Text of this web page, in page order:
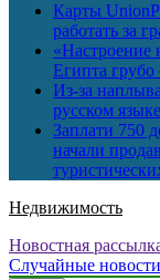
Карты
работать за
«Настроение
Египта
Из-за
русском языке
Заплати 750
начали
Недвижимость
Новостная
Случайные новости